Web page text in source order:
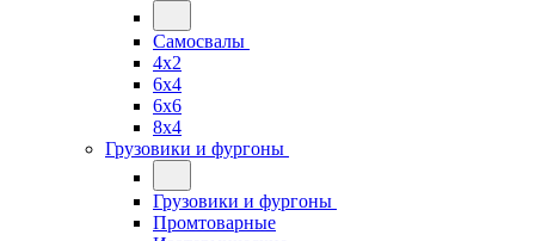
Самосвалы
4x2
6x4
6x6
8x4
Грузовики и фургоны
Грузовики и фургоны
Промтоварные